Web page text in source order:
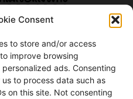
Consent
to store and/or access
improve browsing
ads. Consenting
to process data such as
on this site. Not consenting
US
อทคอม